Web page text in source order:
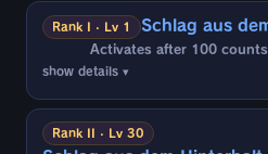
Rank I · Lv 1 Schlag aus
Activates after 100
show details ▾
▼Effektziel:
Rank II · Lv 30